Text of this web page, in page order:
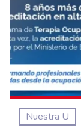
Nuestra U